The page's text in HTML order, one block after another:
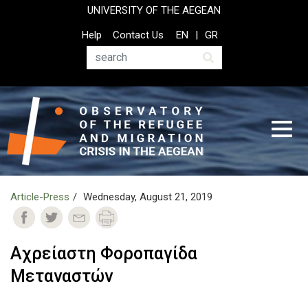
UNIVERSITY OF THE AEGEAN
Top
Header
Help
Contact Us
Search
EN GR
Article-Press Wednesday, August 21, 2019
Αχρείαστη Φοροπαγίδα
Μεταναστών